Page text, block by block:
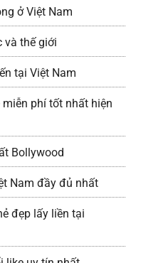
ở Việt Nam
và thế giới
tại Việt Nam
phí tốt nhất hiện
Bollywood
Nam đầy đủ nhất
đẹp lấy liền tại